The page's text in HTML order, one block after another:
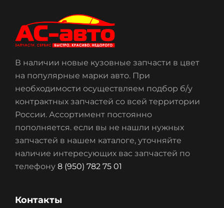
В наличии новые кузовные запчасти в цвет
на популярные марки авто. При
необходимости осуществляем подбор б/у
контрактных запчастей со всей территории
России. Ассортимент постоянно
пополняется. если вы не нашли нужных
запчастей в нашем каталоге, уточняйте
наличие интересующих вас запчастей по
телефону 8 (950) 782 75 01
Контакты